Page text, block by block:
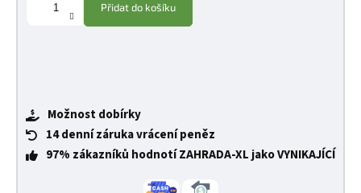
Přidat do košíku
Možnost dobírky
14 denní záruka vrácení peněz
97% zákazníků hodnotí ZAHRADA-XL jako VYNIKAJÍCÍ